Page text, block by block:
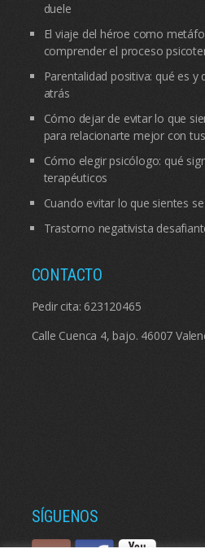
duele
El viaje del héroe como
comprender el proceso
Parentalidad positiva: qué es
atrás
Cómo dejar de evitar lo que
para relacionarte mejor con
Cómo elegir psicólogo: qué
terapéuticos
Cuando evitar lo que sientes
Trastorno negativista
CONTACTO
Pedir cita: 623120465
Calle Cuenca 4, bajo. 46007
SÍGUENOS